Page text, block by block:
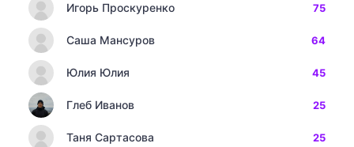
Игорь Проскуренко 75
Саша Мансуров 64
Юлия Юлия 45
Глеб Иванов 25
Таня Сартасова 25